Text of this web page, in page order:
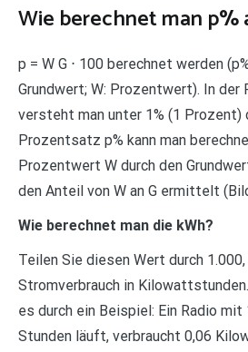
Wie berechnet man p%
p = W G ⋅ 100 berechnet werden
Grundwert; W: Prozentwert). In der
versteht man unter 1% (1 Prozent)
Prozentsatz p% kann man
Prozentwert W durch den
den Anteil von W an G ermittelt
Wie berechnet man die kWh?
Teilen Sie diesen Wert durch
Stromverbrauch in
es durch ein Beispiel: Ein Radio
Stunden läuft, verbraucht 0,06